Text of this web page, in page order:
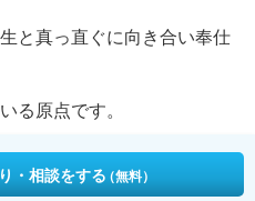
と真っ直ぐに向き合い奉仕
る原点です。
・相談をする（無料）